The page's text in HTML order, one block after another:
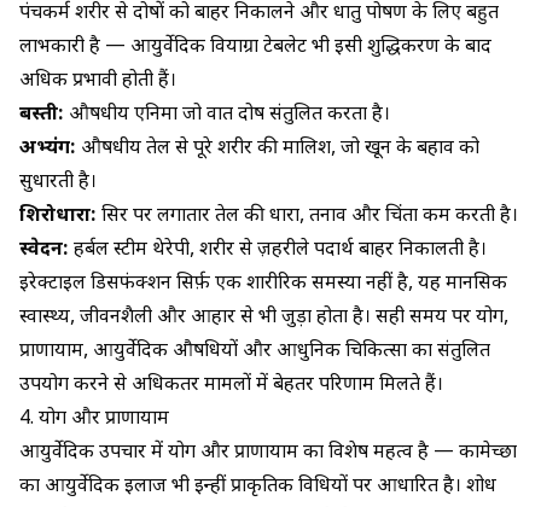
पंचकर्म शरीर से दोषों को बाहर निकालने और धातु पोषण के लिए बहुत
लाभकारी है — आयुर्वेदिक वियाग्रा टेबलेटभी इसी शुद्धिकरण के बाद
अधिक प्रभावी होती हैं।
बस्ती: औषधीय एनिमा जो वात दोष संतुलित करता है।
अभ्यंग: औषधीय तेल से पूरे शरीर की मालिश, जो खून के बहाव को
सुधारती है।
शिरोधारा: सिर पर लगातार तेल की धारा, तनाव और चिंता कम करती है।
स्वेदन: हर्बल स्टीम थेरेपी, शरीर से ज़हरीले पदार्थ बाहर निकालती है।
इरेक्टाइल डिसफंक्शन सिर्फ़ एक शारीरिक समस्या नहीं है, यह मानसिक
स्वास्थ्य, जीवनशैली और आहार से भी जुड़ा होता है। सही समय पर योग,
प्राणायाम, आयुर्वेदिक औषधियों और आधुनिक चिकित्सा का संतुलित
उपयोग करने से अधिकतर मामलों में बेहतर परिणाम मिलते हैं।
4. योग और प्राणायाम
आयुर्वेदिक उपचार में योग और प्राणायाम का विशेष महत्व है — कामेच्छा
का आयुर्वेदिक इलाजभी इन्हीं प्राकृतिक विधियों पर आधारित है। शोध